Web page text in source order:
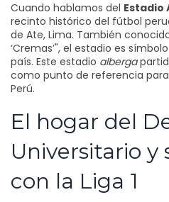
Cuando hablamos del Estadio
recinto histórico del fútbol
de Ate, Lima. También
‘Cremas’", el estadio es
país. Este estadio alberga
como punto de referencia
Perú.
El hogar del
Universitario y
con la Liga 1